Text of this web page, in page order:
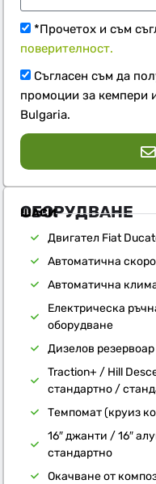
*Прочетох и съм
поверителност.
Съгласен съм да
промоции за кемпери
Bulgaria.
ОБОРУДВАНЕ
ШАСИ
Двигател Fiat
Автоматична
Автоматична
Електрическа
оборудване
Дизелов
Traction+ / Hill
стандартно /
Темпомат (круиз
16″ джанти / 16″
стандартно
Окачване от